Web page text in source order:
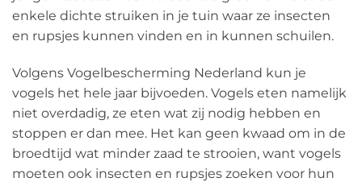
enkele dichte struiken in je tuin waar ze insecten
en rupsjes kunnen vinden en in kunnen schuilen.
Volgens Vogelbescherming Nederland kun je
vogels het hele jaar bijvoeden. Vogels eten namelijk
niet overdadig, ze eten wat zij nodig hebben en
stoppen er dan mee. Het kan geen kwaad om in de
broedtijd wat minder zaad te strooien, want vogels
moeten ook insecten en rupsjes zoeken voor hun